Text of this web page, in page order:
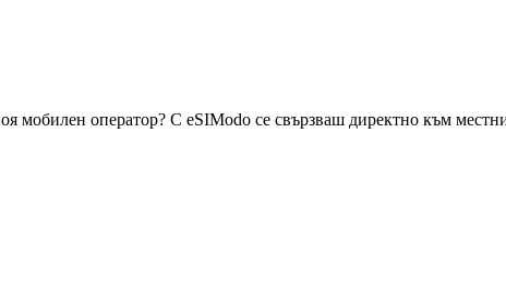
оператор? С eSIModo се свързваш директно към